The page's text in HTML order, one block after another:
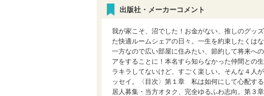
出版社・メーカーコメント
我が家こそ、沼でした！お金がない、推しのグッ
た快適ルームシェアの日々。一生を約束したくは
一方なので広い部屋に住みたい、節約して将来
アをすることに！本名すら知らなかった仲間との
ラキラしてないけど、すごく楽しい。そんな４人
ッセイ。〈目次〉第１章 私は如何にして心配す
居人募集・当方オタク、完全ゆるふわ志向。第